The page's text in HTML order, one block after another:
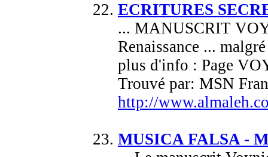
ECRITURES
... MANUSCRIT
Renaissance ...
plus d'info : Page
Trouvé par: MSN
http://
MUSICA FALSA -